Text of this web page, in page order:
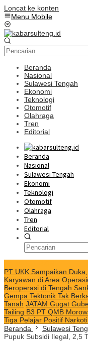
Loncat ke konten
Menu Mobile
Beranda
Nasional
Sulawesi Tengah
Ekonomi
Teknologi
Otomotif
Olahraga
Tren
Editorial
Beranda
Nasional
Sulawesi Tengah
Ekonomi
Teknologi
Otomotif
Olahraga
Tren
Editorial
PT UKK Sampaikan
Karyawan di Area
Beroperasi di Tengah
Gempa Tektonik Tak
Tanah JATAM Gugat
Tailing B3 PT QMB
Tiga Pelajar Positif
Beranda
Sulawesi
Pupuk Subsidi Ilegal, 2,5